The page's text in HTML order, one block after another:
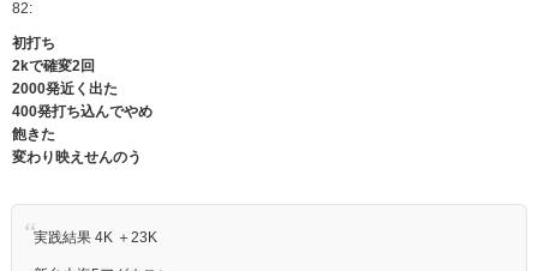
82:
初打ち
2kで確変2回
2000発近く出た
400発打ち込んでやめ
飽きた
変わり映えせんのう
実践結果 4K ＋23K